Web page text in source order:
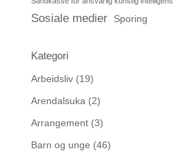
Sosiale medier Sporing
Kategori
Arbeidsliv(19)
Arendalsuka (2)
Arrangement(3)
Barn og unge (46)